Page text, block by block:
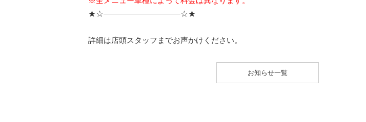
★☆——————————☆★
詳細は店頭スタッフまでお声かけください。
お知らせ一覧